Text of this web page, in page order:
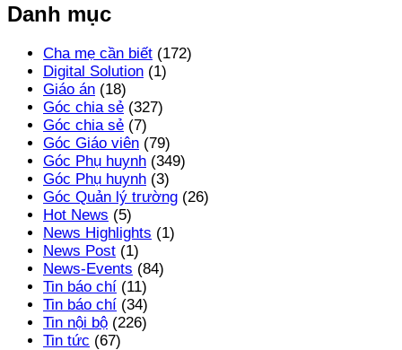
Danh mục
Cha mẹ cần biết (172)
Digital Solution (1)
Giáo án (18)
Góc chia sẻ (327)
Góc chia sẻ (7)
Góc Giáo viên (79)
Góc Phụ huynh (349)
Góc Phụ huynh (3)
Góc Quản lý trường (26)
Hot News (5)
News Highlights (1)
News Post (1)
News-Events (84)
Tin báo chí (11)
Tin báo chí (34)
Tin nội bộ (226)
Tin tức (67)